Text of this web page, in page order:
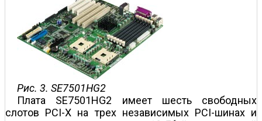
Рис. 3. SE7501HG2
Плата SE7501HG2 имеет шесть свободных
слотов PCI-X на трех независимых PCI-шинах и